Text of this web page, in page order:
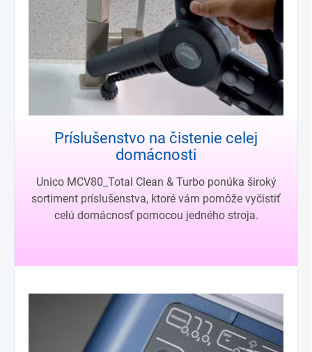
Príslušenstvo na čistenie celej
domácnosti
Unico MCV80_Total Clean & Turbo ponúka široký
sortiment príslušenstva, ktoré vám pomôže vyčistiť
celú domácnosť pomocou jedného stroja.